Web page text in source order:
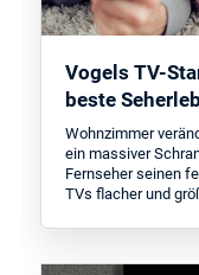
Vogels TV-
beste
Wohnzimmer
ein massiver
Fernseher seinen
TVs flacher und